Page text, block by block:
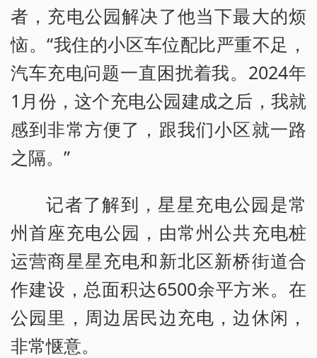
者，充电公园解决了他当下最大的烦
恼。“我住的小区车位配比严重不足，
汽车充电问题一直困扰着我。2024年
1月份，这个充电公园建成之后，我就
感到非常方便了，跟我们小区就一路
之隔。”
记者了解到，星星充电公园是常
州首座充电公园，由常州公共充电桩
运营商星星充电和新北区新桥街道合
作建设，总面积达6500余平方米。在
公园里，周边居民边充电，边休闲，
非常惬意。